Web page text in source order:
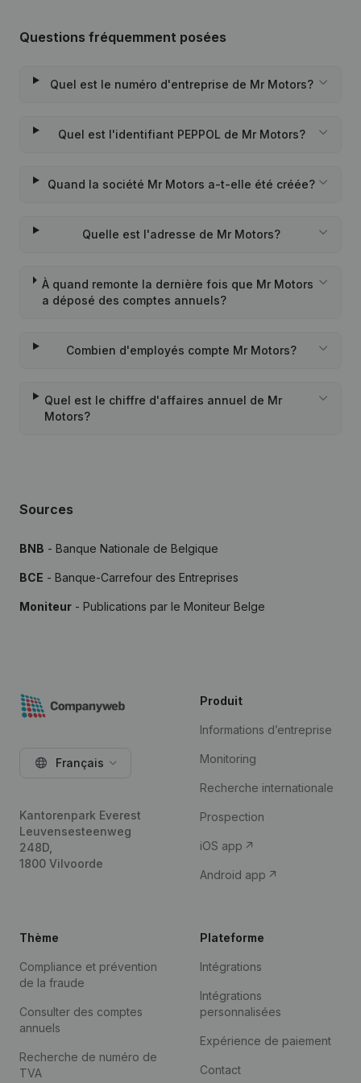
Questions fréquemment posées
Quel est le numéro d'entreprise de Mr Motors?
Quel est l'identifiant PEPPOL de Mr Motors?
Quand la société Mr Motors a-t-elle été créée?
Quelle est l'adresse de Mr Motors?
À quand remonte la dernière fois que Mr Motors
a déposé des comptes annuels?
Combien d'employés compte Mr Motors?
Quel est le chiffre d'affaires annuel de Mr
Motors?
Sources
BNB - Banque Nationale de Belgique
BCE - Banque-Carrefour des Entreprises
Moniteur - Publications par le Moniteur Belge
Français
Kantorenpark Everest
Leuvensesteenweg
248D,
1800 Vilvoorde
Produit
Informations d’entreprise
Monitoring
Recherche internationale
Prospection
iOS app
Android app
Thème
Compliance et prévention
de la fraude
Consulter des comptes
annuels
Recherche de numéro de
TVA
Plateforme
Intégrations
Intégrations
personnalisées
Expérience de paiement
Contact